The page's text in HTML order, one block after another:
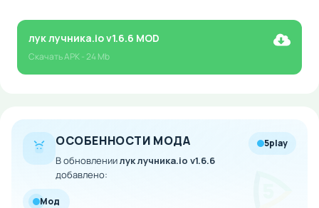
лук лучника.io v1.6.6 MOD
СкачатьAPK- 24 Mb
ОСОБЕННОСТИ МОДА
В обновлениилук лучника.io v1.6.6
добавлено:
5play
Мод